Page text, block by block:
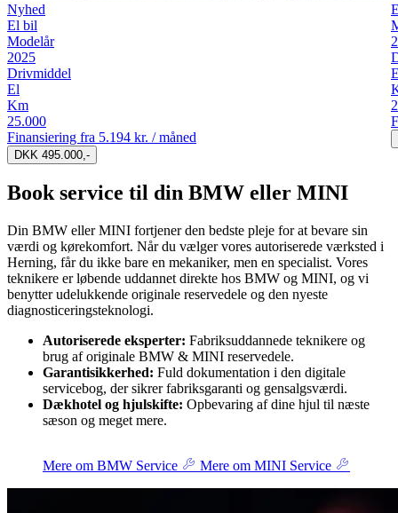
Nyhed
El bil
Modelår
2025
Drivmiddel
El
Km
25.000
Finansiering fra 5.194 kr. / måned
DKK 495.000,-
Book service til din BMW eller MINI
Din BMW eller MINI fortjener den bedste pleje for at bevare sin
værdi og kørekomfort. Når du vælger vores autoriserede værksted i
Herning, får du ikke bare en mekaniker, men en specialist. Vores
teknikere er løbende uddannet direkte hos BMW og MINI, og vi
benytter udelukkende originale reservedele og den nyeste
diagnosticeringsteknologi.
Autoriserede eksperter: Fabriksuddannede teknikere og
brug af originale BMW & MINI reservedele.
Garantisikkerhed: Fuld dokumentation i den digitale
servicebog, der sikrer fabriksgaranti og gensalgsværdi.
Dækhotel og hjulskifte: Opbevaring af dine hjul til næste
sæson og meget mere.
Mere om BMW Service Mere om MINI Service